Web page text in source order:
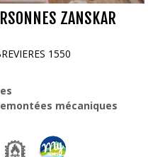
ZANSKAR
1550
mécaniques